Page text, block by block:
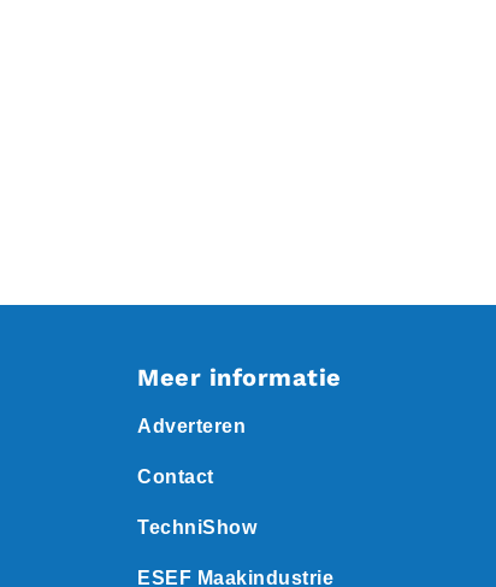
Meer informatie
Adverteren
Contact
TechniShow
ESEF Maakindustrie